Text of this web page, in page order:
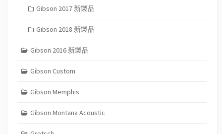
Gibson 2017 新製品
Gibson 2018 新製品
Gibson 2016 新製品
Gibson Custom
Gibson Memphis
Gibson Montana Acoustic